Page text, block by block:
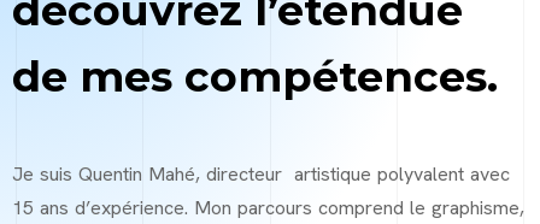
de mes compétences.
Je suis Quentin Mahé, directeur artistique polyvalent avec
15 ans d’expérience. Mon parcours comprend le graphisme,